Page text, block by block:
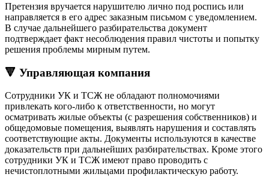
Претензия вручается нарушителю лично под роспись или
направляется в его адрес заказным письмом с уведомлением.
В случае дальнейшего разбирательства документ
подтверждает факт несоблюдения правил чистоты и попытку
решения проблемы мирным путем.
🔻 Управляющая компания
Сотрудники УК и ТСЖ не обладают полномочиями
привлекать кого-либо к ответственности, но могут
осматривать жилые объекты (с разрешения собственников) и
общедомовые помещения, выявлять нарушения и составлять
соответствующие акты. Документы используются в качестве
доказательств при дальнейших разбирательствах. Кроме этого
сотрудники УК и ТСЖ имеют право проводить с
нечистоплотными жильцами профилактическую работу.